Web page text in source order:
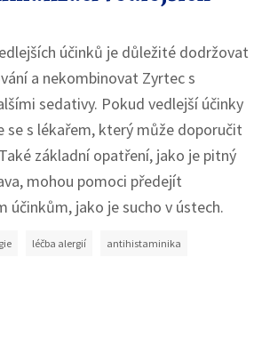
účinků je důležité dodržovat
a nekombinovat Zyrtec s
sedativy. Pokud vedlejší účinky
se s lékařem, který může doporučit
základní opatření, jako je pitný
mohou pomoci předejít
účinkům, jako je sucho v ústech.
léčba alergií antihistaminika